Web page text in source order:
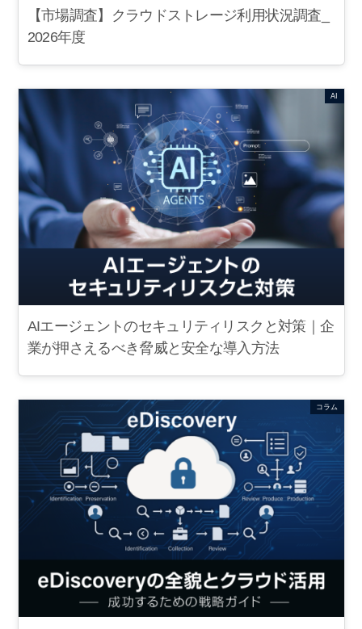
【市場調査】クラウドストレージ利用状況調査_
2026年度
AI
AIエージェントのセキュリティリスクと対策｜企
業が押さえるべき脅威と安全な導入方法
コラム